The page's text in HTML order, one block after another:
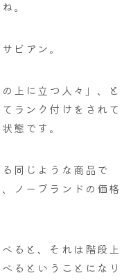
。
ビアン。
上に立つ人々」、と
ランク付けをされて
態です。
同じような商品で
ノーブランドの価格
ると、それは階段上
るということになり